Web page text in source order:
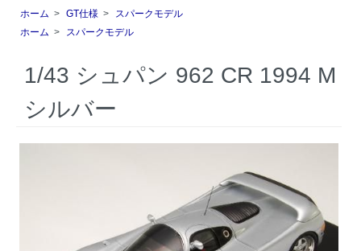
ホーム > GT仕様 >
スパークモデル
ホーム > スパークモデル
1/43 シュパン 962 CR 1994 M
シルバー